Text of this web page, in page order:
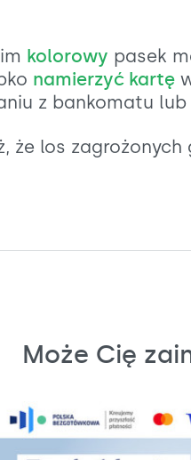
kolorowy pasek
namierzyć kartę
z bankomatu
że los
Może Cię